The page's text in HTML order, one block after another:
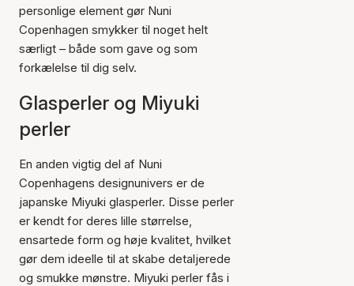
personlige element gør Nuni
Copenhagen smykker til noget helt
særligt – både som gave og som
forkælelse til dig selv.
Glasperler og Miyuki
perler
En anden vigtig del af Nuni
Copenhagens designunivers er de
japanske Miyuki glasperler. Disse perler
er kendt for deres lille størrelse,
ensartede form og høje kvalitet, hvilket
gør dem ideelle til at skabe detaljerede
og smukke mønstre. Miyuki perler fås i